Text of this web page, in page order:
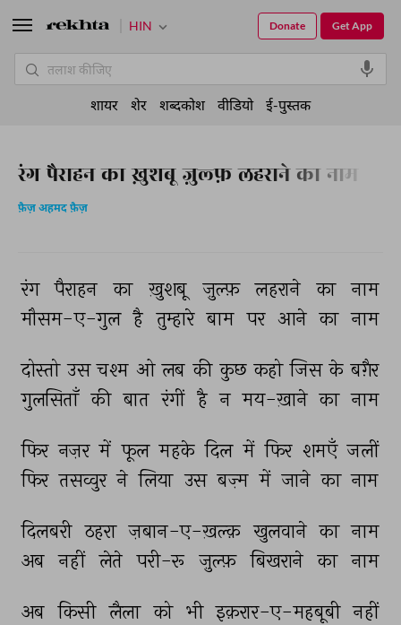
रंग पैराहन का ख़ुशबू ज़ुल्फ़ लहराने का नाम
फ़ैज़ अहमद फ़ैज़
रंग पैराहन का ख़ुशबू ज़ुल्फ़ लहराने का
नाम
मौसम-ए-गुल है तुम्हारे बाम पर आने का नाम
दोस्तो उस चश्म ओ लब की कुछ कहो जिस के बग़ैर
गुलसिताँ की बात रंगीं है न मय-ख़ाने का नाम
फिर नज़र में फूल महके दिल में फिर शमएँ जलीं
फिर तसव्वुर ने लिया उस बज़्म में जाने का नाम
दिलबरी ठहरा ज़बान-ए-ख़ल्क़ खुलवाने का नाम
अब
नहीं लेते परी-रू ज़ुल्फ़ बिखराने का नाम
अब किसी लैला को भी इक़रार-ए-महबूबी नहीं
HIN Get App
Donate
शायर शेर शब्दकोश वीडियो ई-पुस्तक